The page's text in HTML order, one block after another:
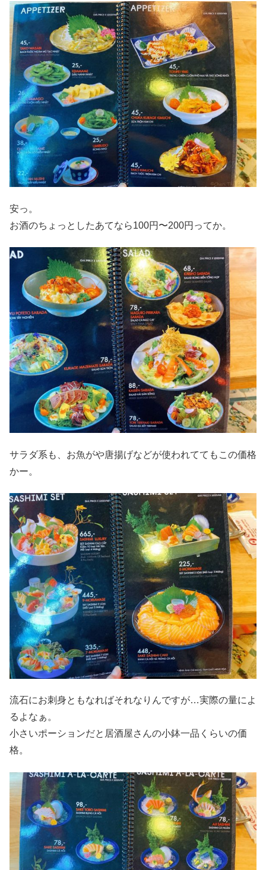
安っ。
お酒のちょっとしたあてなら100円〜200円ってか。
サラダ系も、お魚がや唐揚げなどが使われててもこの価格
かー。
流石にお刺身ともなればそれなりんですが…実際の量によ
るよなぁ。
小さいポーションだと居酒屋さんの小鉢一品くらいの価
格。